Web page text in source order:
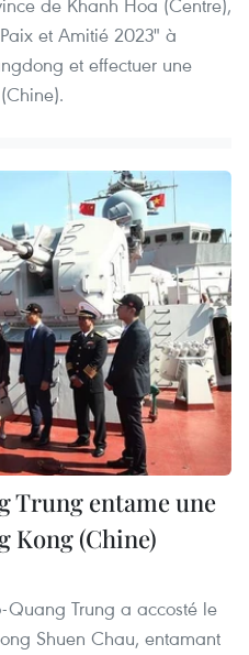
de Khanh Hoa (Centre),
et Amitié 2023" à
et effectuer une
Trung entame une
Kong (Chine)
Quang Trung a accosté le
Shuen Chau, entamant